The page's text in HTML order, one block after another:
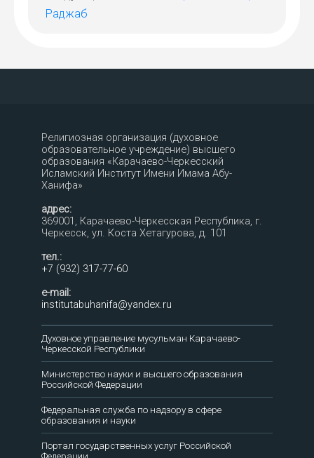
Раджаб
Религиозная организация (духовное
образовательное учреждение) высшего
образования «Карачаево-Черкесский
Исламский Институт Имени Имама Абу-
Ханифа»
адрес:
369001, Карачаево-Черкесская Республика, г.
Черкесск, ул. Коста Хетагурова, д. 101
тел.:
+7 (932) 317-77-60
e-mail:
institutabuhanifa@yandex.ru
Духовное управление мусульман Карачаево-
Черкесской Республики
Министерство науки и высшего образования
Российской Федерации
Федеральная служба по надзору в сфере
образования и науки
Портал государственных услуг Российской